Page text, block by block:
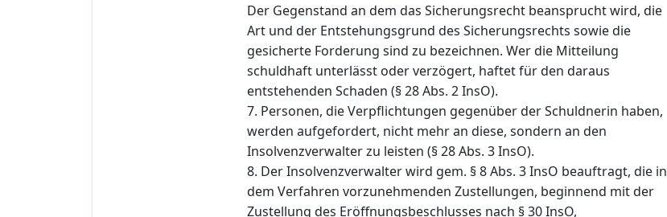
Der Gegenstand an dem das Sicherungsrecht beansprucht wird, die
Art und der Entstehungsgrund des Sicherungsrechts sowie die
gesicherte Forderung sind zu bezeichnen. Wer die Mitteilung
schuldhaft unterlässt oder verzögert, haftet für den daraus
entstehenden Schaden (§ 28 Abs. 2 InsO).
7. Personen, die Verpflichtungen gegenüber der Schuldnerin haben,
werden aufgefordert, nicht mehr an diese, sondern an den
Insolvenzverwalter zu leisten (§ 28 Abs. 3 InsO).
8. Der Insolvenzverwalter wird gem. § 8 Abs. 3 InsO beauftragt, die in
dem Verfahren vorzunehmenden Zustellungen, beginnend mit der
Zustellung des Eröffnungsbeschlusses nach § 30 InsO,